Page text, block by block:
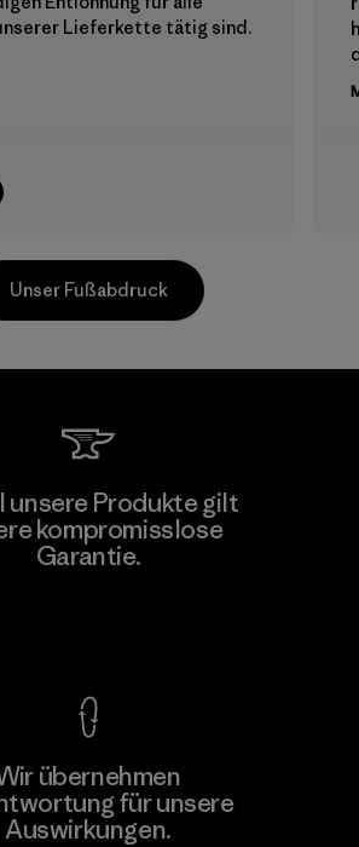
Lieferkette tätig sind.
Salvador
Unser Fußabdruck
unsere Produkte gilt
kompromisslose
Garantie.
übernehmen
für unsere
Auswirkungen.